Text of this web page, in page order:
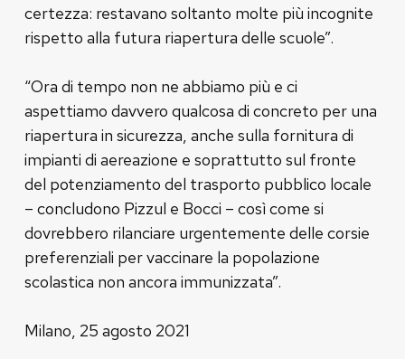
certezza: restavano soltanto molte più incognite
rispetto alla futura riapertura delle scuole”.
“Ora di tempo non ne abbiamo più e ci
aspettiamo davvero qualcosa di concreto per una
riapertura in sicurezza, anche sulla fornitura di
impianti di aereazione e soprattutto sul fronte
del potenziamento del trasporto pubblico locale
– concludono Pizzul e Bocci – così come si
dovrebbero rilanciare urgentemente delle corsie
preferenziali per vaccinare la popolazione
scolastica non ancora immunizzata”.
Milano, 25 agosto 2021